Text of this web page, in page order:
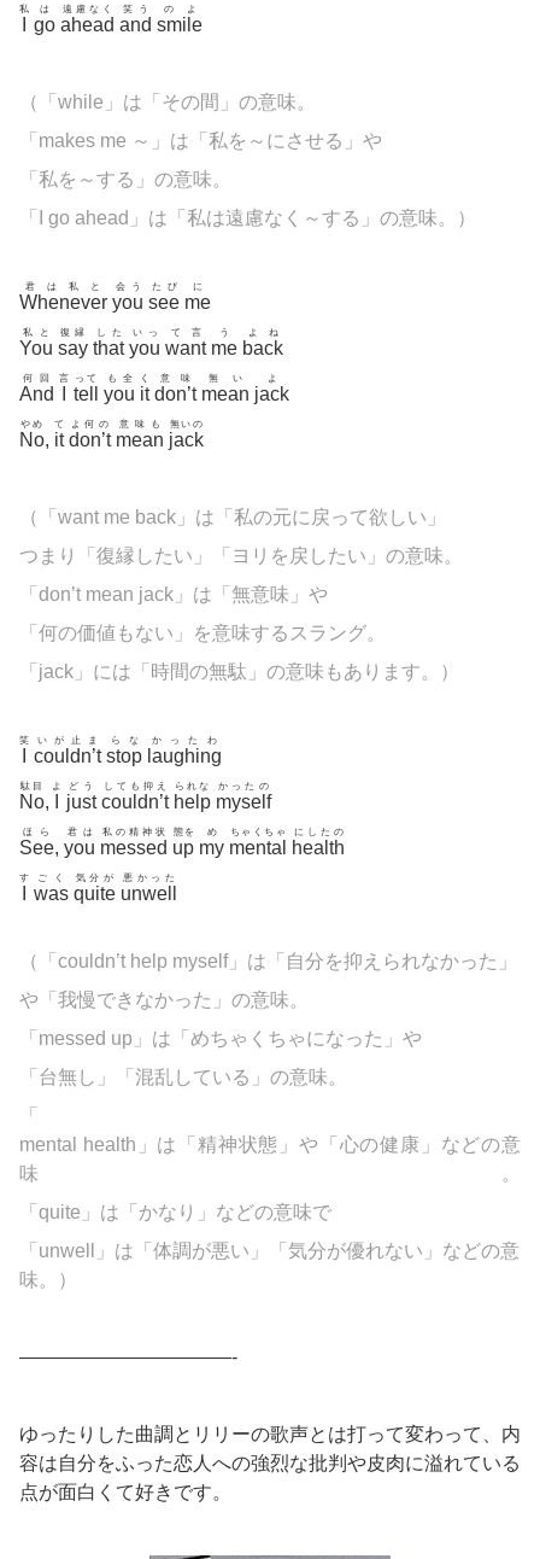
私
go
は
ahead
遠慮なく
and
笑う
smile
のよ
（「 while」は「その間」の意味。
「makes me ～」は「私を～にさせる」や
「私を～する」の意味。
「I go ahead」は「私は遠慮なく～する」の意味。）
Whenever
君は私と
you
会う
see
たび
me
に
You
私と
say
復縁
that
した
you
いっ
want
て言
me
う
back
よね
And
何回 言
tell
って
you
も全
it
く
don’t
意味
mean
無い
jack
よ
No
やめ
, it
て
don’t
よ何の
mean
意味も
jack
無いの
（「want me back」は「私の元に戻って欲しい」
つまり「復縁したい」「ヨリを戻したい」の意味。
「don’t mean jack」は「無意味」や
「何の価値もない」を意味するスラング。
「jack」には「時間の無駄」の意味もあります。）
笑
couldn’t
いが止ま
stop
らな
laughing
かったわ
No
駄目
,
よ
just
どう
couldn’t
しても抑え
help
られな
myself
かったの
See
ほら
, you
君は
messed
私の精神状
up
態を
my
め
mental
ちゃくちゃ
health
にしたの
す
was
ごく
quite
気分が
unwell
悪かった
（「couldn’t help myself」は「自分を抑えられなかった」
や「我慢できなかった」の意味。
「 messed up」は「めちゃくちゃになった」や
「台無し」「混乱している」の意味。
「
mental health」は「精神状態」や「心の健康」などの意
味。
「quite」は「かなり」などの意味で
「unwell」は「体調が悪い」「気分が優れない」などの意
味。）
———————————-
ゆったりした曲調とリリーの歌声とは打って変わって、内
容は自分をふった恋人への強烈な批判や皮肉に溢れている
点が面白くて好きです。